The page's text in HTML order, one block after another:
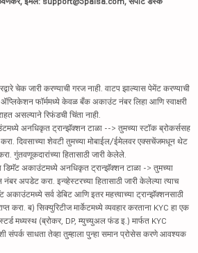
चेक जारी करण्याची गरज नाही. वाटप झाल्यास पेमेंट करण्याची
फॉर्ममध्ये केवळ बँक अकाउंट नंबर लिहा आणि स्वाक्षरी
असल्याने रिफंडची चिंता नाही.
अनधिकृत ट्रान्झॅक्शन टाळा --> तुमच्या स्टॉक ब्रोकर्ससह
दिवसाच्या शेवटी तुमच्या मोबाईल/ईमेलवर एक्सचेंजमधून थेट
गुंतवणूकदारांच्या हितासाठी जारी केलेले.
डिमॅट अकाउंटमध्ये अनधिकृत ट्रान्झॅक्शन टाळा -> तुमच्या
नंबर अपडेट करा. इन्व्हेस्टरच्या हितासाठी जारी केलेल्या त्याच
सर्व डेबिट आणि इतर महत्त्वाच्या ट्रान्झॅक्शनसाठी
करा. ब) सिक्युरिटीज मार्केटमध्ये व्यवहार करताना KYC हा एक
मध्यस्थ (ब्रोकर, DP, म्युच्युअल फंड इ.) मार्फत KYC
संपर्क साधता तेव्हा तुम्हाला पुन्हा समान प्रोसेस करणे आवश्यक